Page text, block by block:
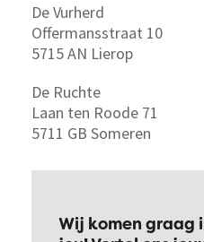
De Vurherd
Offermansstraat 10
5715 AN Lierop
De Ruchte
Laan ten Roode 71
5711 GB Someren
Wij komen graag